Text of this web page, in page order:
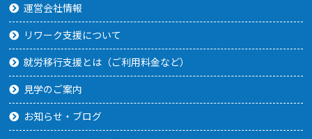
運営会社情報
リワーク支援について
就労移行支援とは（ご利用料金など）
見学のご案内
お知らせ・ブログ